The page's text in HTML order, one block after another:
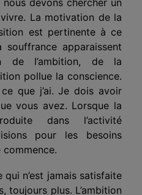
La motivation de la
est pertinente à ce
apparaissent
de l’ambition, de la
pollue la conscience.
que j’ai. Je dois avoir
vous avez. Lorsque la
dans l’activité
pour les besoins
qui n’est jamais satisfaite
toujours plus. L’ambition